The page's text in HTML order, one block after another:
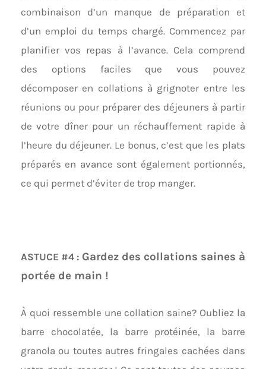
combinaison d’un manque de préparation et
d’un emploi du temps chargé. Commencez par
planifier vos repas à l’avance. Cela comprend
des options faciles que vous pouvez
décomposer en collations à grignoter entre les
réunions ou pour préparer des déjeuners à partir
de votre dîner pour un réchauffement rapide à
l’heure du déjeuner. Le bonus, c’est que les plats
préparés en avance sont également portionnés,
ce qui permet d’éviter de trop manger.
ASTUCE #4 : Gardez des collations saines à
portée de main !
À quoi ressemble une collation saine? Oubliez la
barre chocolatée, la barre protéinée, la barre
granola ou toutes autres fringales cachées dans